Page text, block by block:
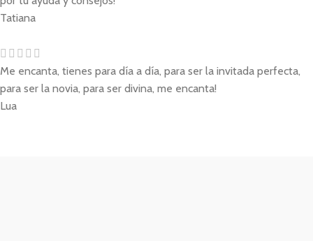
Tatiana
Me encanta, tienes para día a día, para ser la invitada perfecta,
para ser la novia, para ser divina, me encanta!
Lua